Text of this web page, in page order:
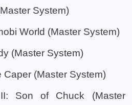
System)
World (Master System)
(Master System)
(Master System)
Son of Chuck (Master